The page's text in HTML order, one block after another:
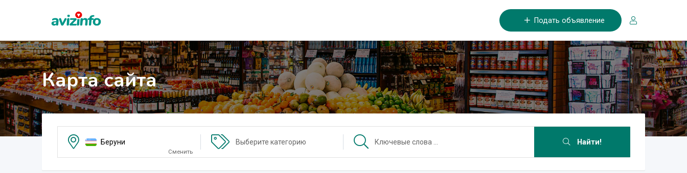
Подать объявление
Карта сайта
Беруни
Сменить
Выберите категорию Найти!